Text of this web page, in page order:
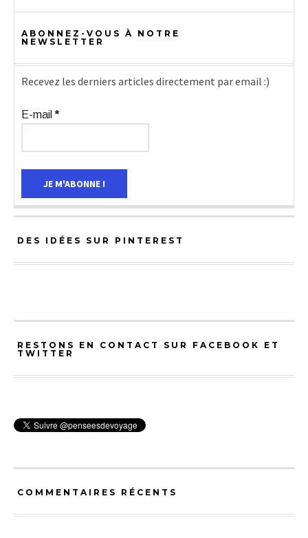
ABONNEZ-VOUS À NOTRE
NEWSLETTER
Recevez les derniers articles directement par email :)
E-mail*
DES IDÉES SUR PINTEREST
RESTONS EN CONTACT SUR FACEBOOK ET
TWITTER
COMMENTAIRES RÉCENTS